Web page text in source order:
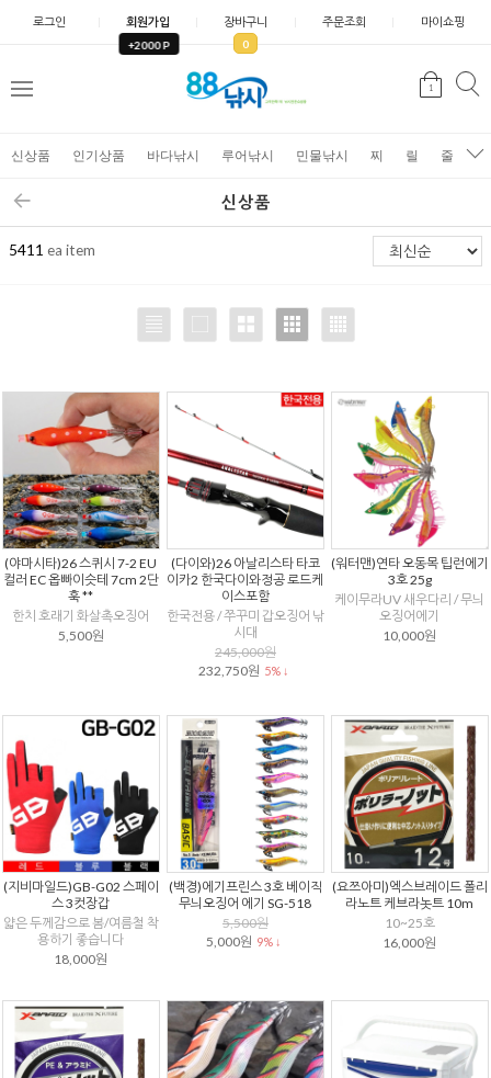
로그인 회원가입
+2000 P
장바구니
0
주문조회 마이쇼핑
1
검
신상품 인기상품 바다낚시 루어낚시 민물낚시 찌 릴 줄
신상품
5411 ea item
(야마시타)26 스퀴시 7-2 EU
컬러 EC 옵빠이슷테 7cm 2단
훅 **
한치 호래기 화살촉오징어
5,500원
(다이와)26 아날리스타 타코
이카2 한국다이와정공 로드케
이스포함
한국전용 / 쭈꾸미 갑오징어 낚
시대
245,000원
232,750원 5% ↓
(워터맨)연타 오동목 팁런에기
3호 25g
케이무라UV 새우다리 / 무늬
오징어에기
10,000원
(지비마일드)GB-G02 스페이
스 3컷장갑
얇은 두께감으로 봄/여름철 착
용하기 좋습니다
18,000원
(백경)에기프린스 3호 베이직
무늬오징어 에기 SG-518
5,500원
5,000원 9% ↓
(요쯔아미)엑스브레이드 폴리
라노트 케브라놋트 10m
10~25호
16,000원